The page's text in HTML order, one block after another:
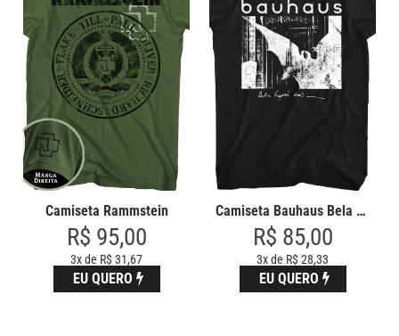
Camiseta Rammstein
R$ 95,00
3x de R$ 31,67
EU QUERO
Camiseta Bauhaus Bela Lugosi De
R$ 85,00
3x de R$ 28,33
EU QUERO